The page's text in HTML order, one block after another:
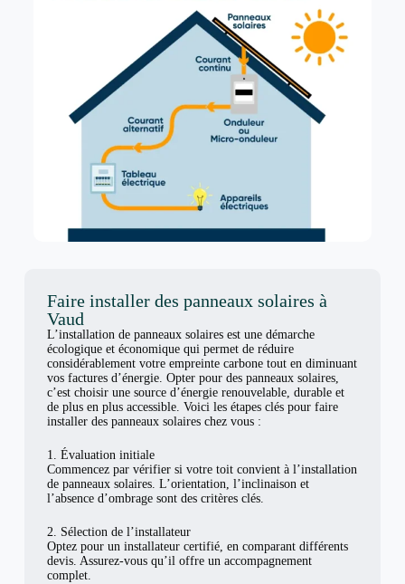
Faire installer des panneaux solaires à
Vaud
L’installation de panneaux solaires est une démarche
écologique et économique qui permet de réduire
considérablement votre empreinte carbone tout en diminuant
vos factures d’énergie. Opter pour des panneaux solaires,
c’est choisir une source d’énergie renouvelable, durable et
de plus en plus accessible. Voici les étapes clés pour faire
installer des panneaux solaires chez vous :
1. Évaluation initiale
Commencez par vérifier si votre toit convient à l’installation
de panneaux solaires. L’orientation, l’inclinaison et
l’absence d’ombrage sont des critères clés.
2. Sélection de l’installateur
Optez pour un installateur certifié, en comparant différents
devis. Assurez-vous qu’il offre un accompagnement
complet.